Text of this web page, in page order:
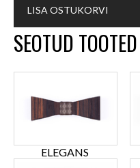
LISA OSTUKORVI
SEOTUD TOOTED
ELEGANS